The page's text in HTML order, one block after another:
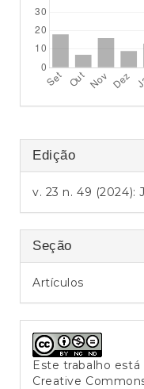
Edição
v. 23 n. 49 (2024):
Seção
Artículos
Este trabalho
Creative